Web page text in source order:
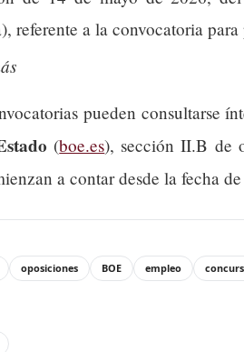
referente a la convocatoria para
pueden consultarse
(boe.es), sección II.B de
a contar desde la fecha
oposiciones BOE empleo